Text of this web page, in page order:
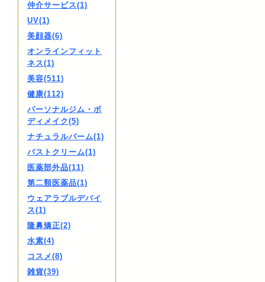
仲介サービス(1)
UV(1)
美顔器(6)
オンラインフィット
ネス(1)
美容(511)
健康(112)
パーソナルジム・ボ
ディメイク(5)
ナチュラルバーム(1)
バストクリーム(1)
医薬部外品(11)
第二類医薬品(1)
ウェアラブルデバイ
ス(1)
隆鼻矯正(2)
水素(4)
コスメ(8)
雑貨(39)